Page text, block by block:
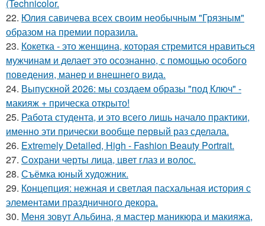
(Technicolor.
22. Юлия савичева всех своим необычным "Грязным"
образом на премии поразила.
23. Кокетка - это женщина, которая стремится нравиться
мужчинам и делает это осознанно, с помощью особого
поведения, манер и внешнего вида.
24. Выпускной 2026: мы создаем образы "под Ключ" -
макияж + прическа открыто!
25. Работа студента, и это всего лишь начало практики,
именно эти прически вообще первый раз сделала.
26. Extremely Detailed, High - Fashion Beauty Portrait.
27. Сохрани черты лица, цвет глаз и волос.
28. Съёмка юный художник.
29. Концепция: нежная и светлая пасхальная история с
элементами праздничного декора.
30. Меня зовут Альбина, я мастер маникюра и макияжа,